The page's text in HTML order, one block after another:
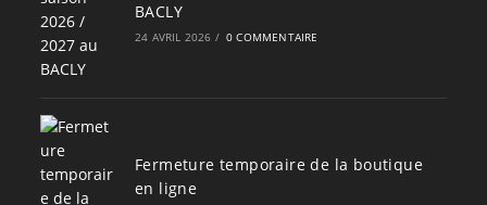
BACLY
24 AVRIL 2026 / 0 COMMENTAIRE
Fermeture temporaire de la boutique
en ligne